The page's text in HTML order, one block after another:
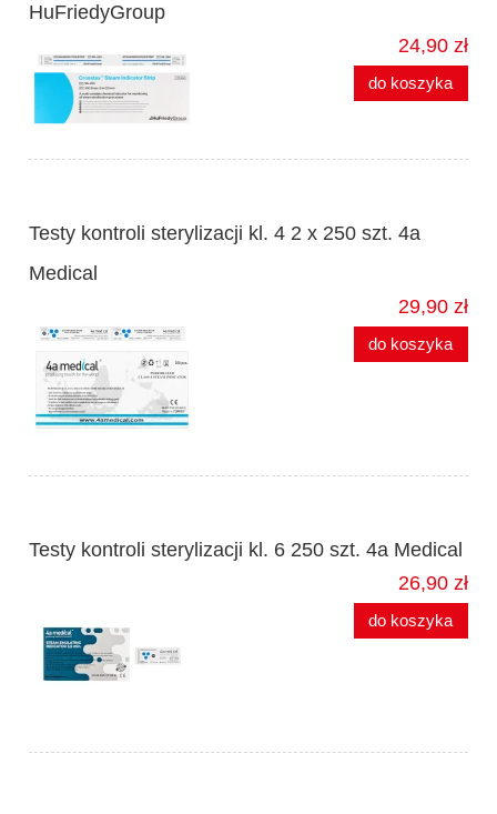
HuFriedyGroup
24,90 zł
do koszyka
Testy kontroli sterylizacji kl. 4 2 x 250 szt. 4a
Medical
29,90 zł
do koszyka
Testy kontroli sterylizacji kl. 6 250 szt. 4a Medical
26,90 zł
do koszyka